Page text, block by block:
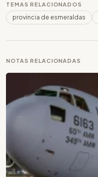
TEMAS RELACIONADOS
provincia de esmeraldas
NOTAS RELACIONADAS